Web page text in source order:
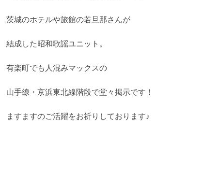
茨城のホテルや旅館の若旦那さんが
結成した昭和歌謡ユニット。
有楽町でも人混みマックスの
山手線・京浜東北線階段で堂々掲示です！
ますますのご活躍をお祈りしております♪